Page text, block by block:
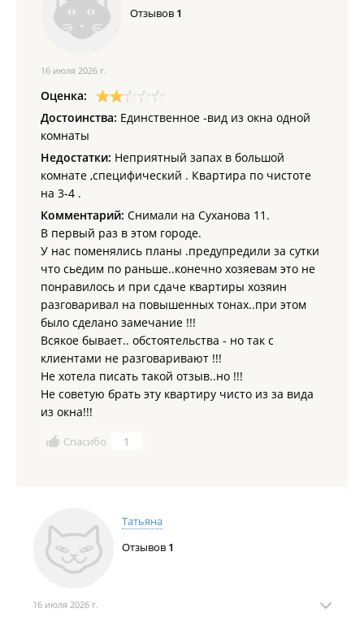
Отзывов 1
16 июля 2026 г.
Оценка:
Достоинства: Единственное -вид из окна одной
комнаты
Недостатки: Неприятный запах в большой
комнате ,специфический . Квартира по чистоте
на 3-4 .
Комментарий: Снимали на Суханова 11.
В первый раз в этом городе.
У нас поменялись планы .предупредили за сутки
что сьедим по раньше..конечно хозяевам это не
понравилось и при сдаче квартиры хозяин
разговаривал на повышенных тонах..при этом
было сделано замечание !!!
Всякое бывает.. обстоятельства - но так с
клиентами не разговаривают !!!
Не хотела писать такой отзыв..но !!!
Не советую брать эту квартиру чисто из за вида
из окна!!!
Спасибо 1
Татьяна
Отзывов 1
16 июля 2026 г.